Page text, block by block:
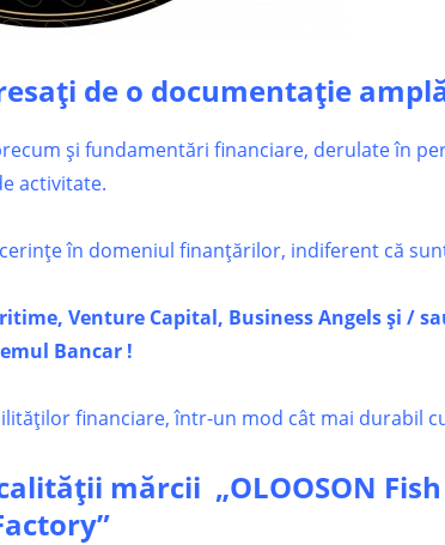
de o documentație
și fundamentări financiare, derulate în
activitate.
în domeniul finanțărilor, indiferent că
Venture Capital, Business Angels și /
Bancar !
financiare, într-un mod cât mai durabil
mărcii „OLOOSON